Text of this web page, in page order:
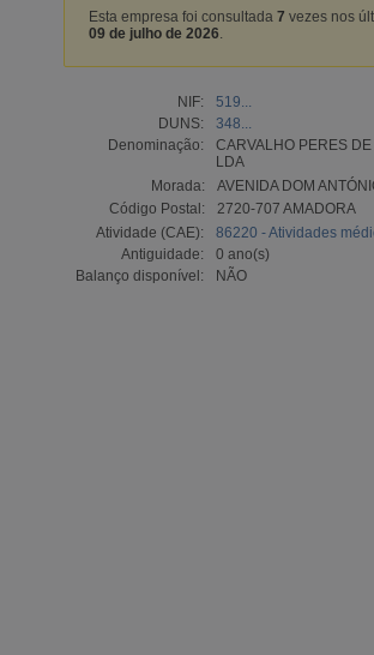
Esta empresa foi consultada 7 vezes nos
09 de julho de 2026
NIF:
519...
DUNS:
348...
Denominação:
CARVALHO PERES DE
LDA
Morada:
AVENIDA DOM
Código Postal:
2720-707 AMADORA
Atividade (CAE):
86220 - Atividades
Antiguidade:
0 ano(s)
Balanço disponível:
NÃO